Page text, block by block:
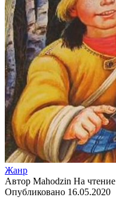
Жанр
Автор Mahodzin На чтение
Опубликовано 16.05.2020